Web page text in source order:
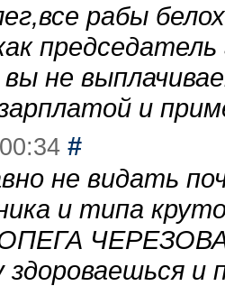
рабы
не
и
#
не видать
и типа
здороваешься